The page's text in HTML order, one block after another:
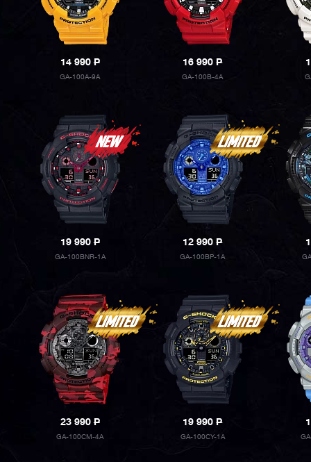
14 990P
GA-100A-9A
16 990P
GA-100B-4A
19 990P
GA-100BNR-1A
12 990P
GA-100BP-1A
23 990P
GA-100CM-4A
19 990P
GA-100CY-1A